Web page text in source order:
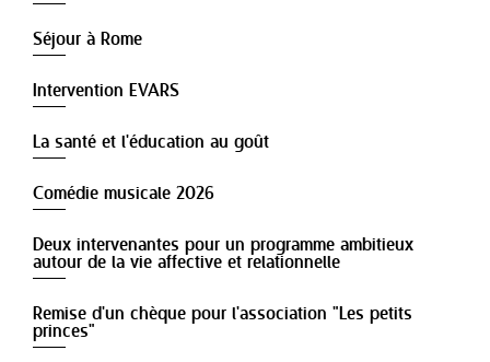
Séjour à Rome
Intervention EVARS
La santé et l'éducation au goût
Comédie musicale 2026
Deux intervenantes pour un programme ambitieux
autour de la vie affective et relationnelle
Remise d'un chèque pour l'association "Les petits
princes"